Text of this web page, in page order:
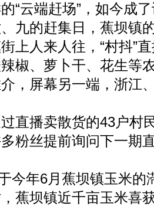
“云端赶场”，如今成
九的赶集日，蕉坝镇
上人来人往，“村抖”
椒、萝卜干、花生等
，屏幕另一端，浙江
直播卖散货的43户村
粉丝提前询问下一期
于今年6月蕉坝镇玉米
蕉坝镇近千亩玉米喜